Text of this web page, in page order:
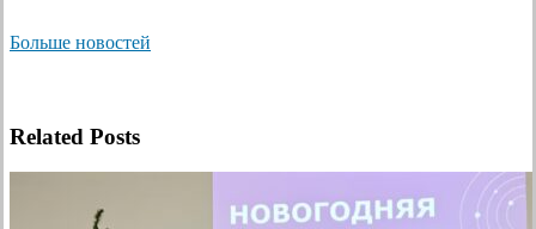
Больше новостей
Related Posts